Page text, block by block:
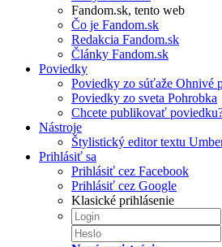
Fandom.sk, tento web
Čo je Fandom.sk
Redakcia Fandom.sk
Články Fandom.sk
Poviedky
Poviedky zo súťaže Ohnivé
Poviedky zo sveta Pohrobka
Chcete publikovať
Nástroje
Štylistický editor textu
Prihlásiť sa
Prihlásiť cez Facebook
Prihlásiť cez Google
Klasické prihlásenie